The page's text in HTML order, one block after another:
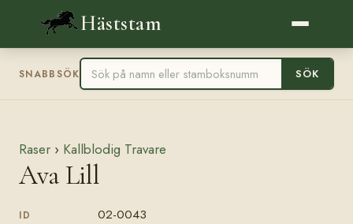
Häststam
SNABBSÖK SÖK
Raser › Kallblodig Travare
Ava Lill
ID 02-0043